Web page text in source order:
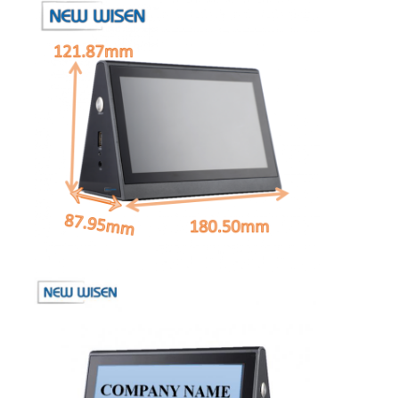
Sıkıştırılmış güç şeridi
Sıkıştırılmış uzatma soketi
Kulelere Bağlanan Soketler
Konferans Masası Soket Kutusu
Hidrolik açılan soket
Kaydırıcı Soket
Çizgi Soketi
Çökmüş Masa Çıkışı